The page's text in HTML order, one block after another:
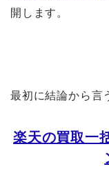
開します。
最初に結論から言
楽天の買取一